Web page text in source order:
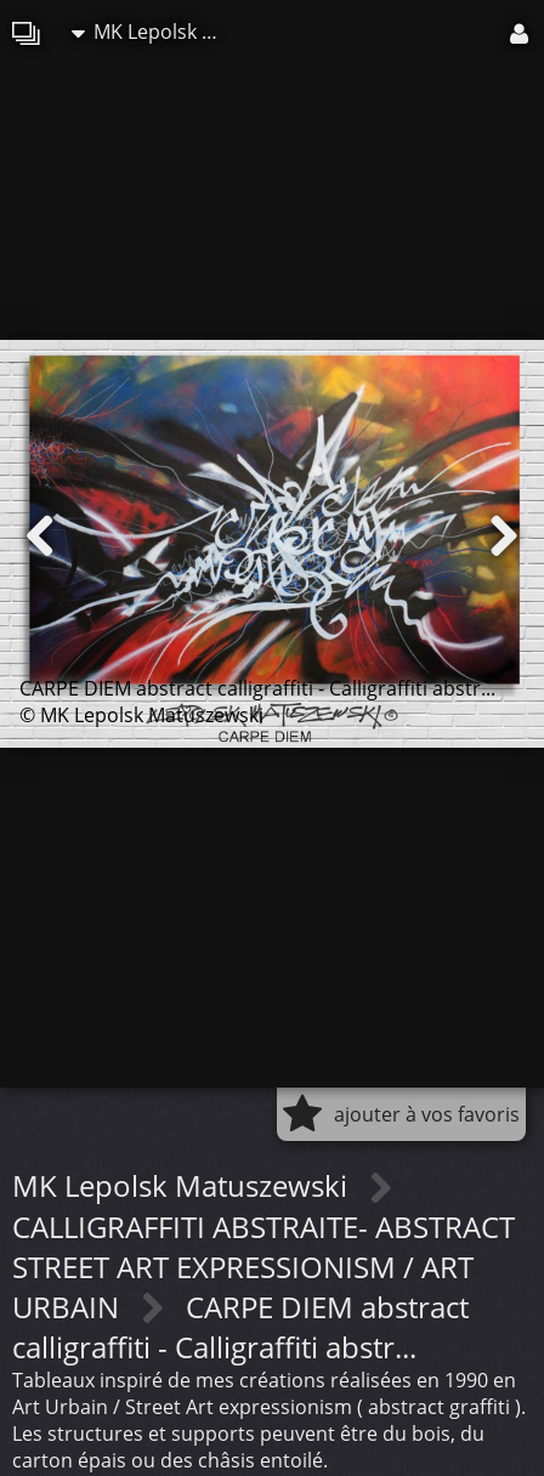
MK Lepolsk Matuszewski
CARPE DIEM abstract calligraffiti - Calligraffiti abstr...
© MK Lepolsk Matuszewski
ajouter à vos favoris
MK Lepolsk Matuszewski
CALLIGRAFFITI ABSTRAITE- ABSTRACT
STREET ART EXPRESSIONISM / ART
URBAIN
CARPE DIEM abstract
calligraffiti - Calligraffiti abstr...
Tableaux inspiré de mes créations réalisées en 1990 en
Art Urbain / Street Art expressionism ( abstract graffiti ).
Les structures et supports peuvent être du bois, du
carton épais ou des châsis entoilé.